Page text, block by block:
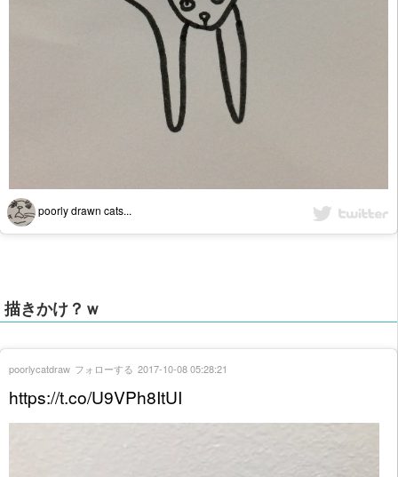
poorly drawn cats...
描きかけ？ｗ
https://t.co/U9VPh8ItUI
poorlycatdraw フォローする 2017-10-08 05:28:21